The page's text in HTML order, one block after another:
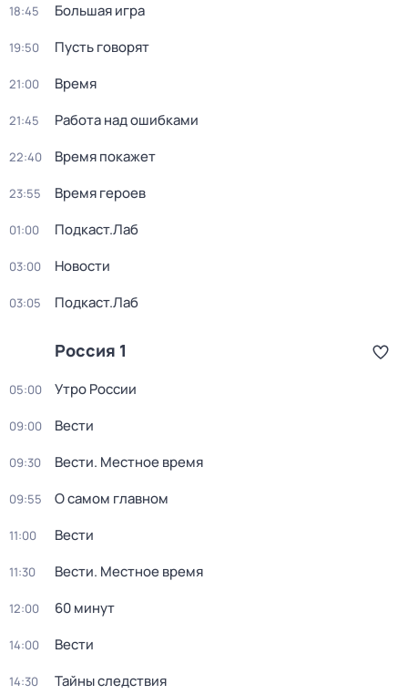
18:45 Большая игра
19:50 Пусть говорят
21:00 Время
21:45 Работа над ошибками
22:40 Время покажет
23:55 Время героев
01:00 Подкаст.Лаб
03:00 Новости
03:05 Подкаст.Лаб
Россия 1
05:00 Утро России
09:00 Вести
09:30 Вести. Местное время
09:55 О самом главном
11:00 Вести
11:30 Вести. Местное время
12:00 60 минут
14:00 Вести
14:30 Тайны следствия